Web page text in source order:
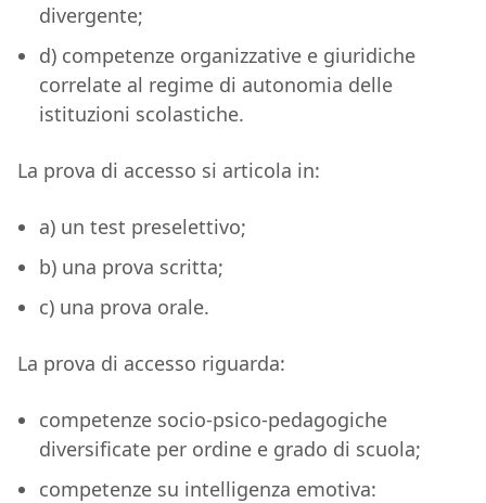
divergente;
d) competenze organizzative e giuridiche
correlate al regime di autonomia delle
istituzioni scolastiche.
La prova di accesso si articola in:
a) un test preselettivo;
b) una prova scritta;
c) una prova orale.
La prova di accesso riguarda:
competenze socio-psico-pedagogiche
diversificate per ordine e grado di scuola;
competenze su intelligenza emotiva: